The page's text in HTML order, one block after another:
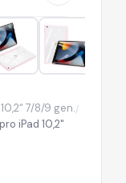
7/8/9 gen./
iPad 10,2"